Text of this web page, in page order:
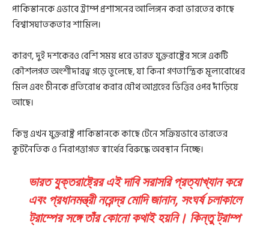
পাকিস্তানকে এভাবে ট্রাম্প প্রশাসনের আলিঙ্গন করা ভারতের কাছে
বিশ্বাসঘাতকতার শামিল।
কারণ, দুই দশকেরও বেশি সময় ধরে ভারত যুক্তরাষ্ট্রের সঙ্গে একটি
কৌশলগত অংশীদারত্ব গড়ে তুলেছে, যা কিনা গণতান্ত্রিক মূল্যবোধের
মিল এবং চীনকে প্রতিরোধ করার যৌথ আগ্রহের ভিত্তির ওপর দাঁড়িয়ে
আছে।
কিন্তু এখন যুক্তরাষ্ট্র পাকিস্তানকে কাছে টেনে সক্রিয়ভাবে ভারতের
কূটনৈতিক ও নিরাপত্তাগত স্বার্থের বিরুদ্ধে অবস্থান নিচ্ছে।
ভারত যুক্তরাষ্ট্রের এই দাবি সরাসরি প্রত্যাখ্যান করে
এবং প্রধানমন্ত্রী নরেন্দ্র মোদি জানান, সংঘর্ষ চলাকালে
ট্রাম্পের সঙ্গে তাঁর কোনো কথাই হয়নি। কিন্তু ট্রাম্প